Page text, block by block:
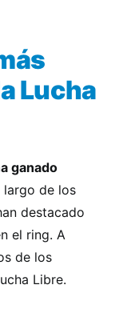
Lucha
ganado
largo de los
destacado
el ring. A
de los
Libre.